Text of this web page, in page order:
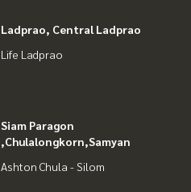
Ladprao, Central Ladprao
Life Ladprao
Siam Paragon
,Chulalongkorn,Samyan
Ashton Chula - Silom